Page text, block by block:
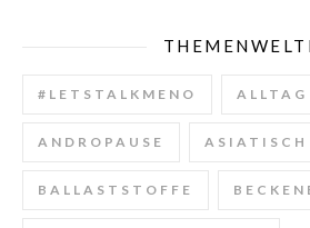
#LETSTALKMENO ALLTAG
ANDROPAUSE ASIATISCH
BALLASTSTOFFE